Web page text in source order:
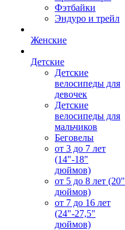
Фэтбайки
Эндуро и трейл
Женские
Детские
Детские
велосипеды для
девочек
Детские
велосипеды для
мальчиков
Беговелы
от 3 до 7 лет
(14"-18"
дюймов)
от 5 до 8 лет (20"
дюймов)
от 7 до 16 лет
(24"-27,5"
дюймов)